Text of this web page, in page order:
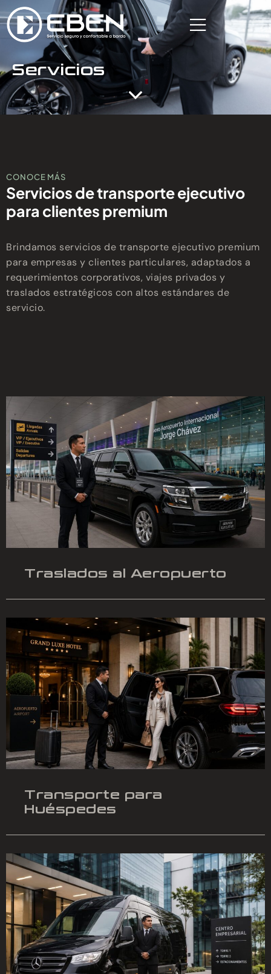
Servicios
CONOCE MÁS
Servicios de transporte ejecutivo
para clientes premium
Brindamos servicios de transporte ejecutivo premium
para empresas y clientes particulares, adaptados a
requerimientos corporativos, viajes privados y
traslados estratégicos con altos estándares de
servicio.
Traslados al Aeropuerto
Transporte para
Huéspedes